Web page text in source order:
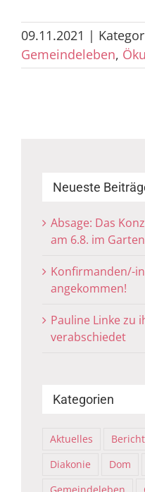
09.11.2021 |
Gemeindeleben,
Neueste
Absage: Das
am 6.8. im
Konfirmanden/-
angekommen!
Pauline Linke zu
verabschiedet
Kategorien
Aktuelles
Diakonie
Dom